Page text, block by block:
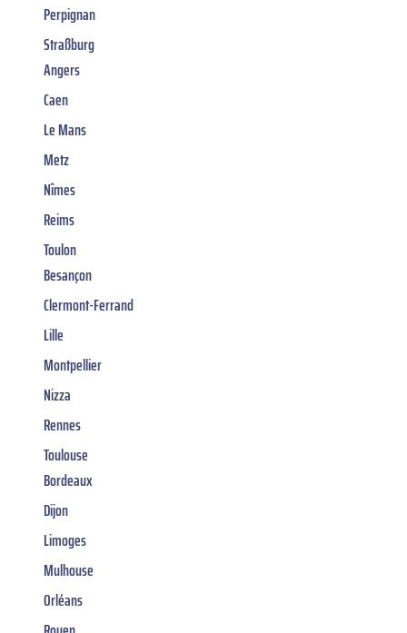
Perpignan
Straßburg
Angers
Caen
Le Mans
Metz
Nîmes
Reims
Toulon
Besançon
Clermont-Ferrand
Lille
Montpellier
Nizza
Rennes
Toulouse
Bordeaux
Dijon
Limoges
Mulhouse
Orléans